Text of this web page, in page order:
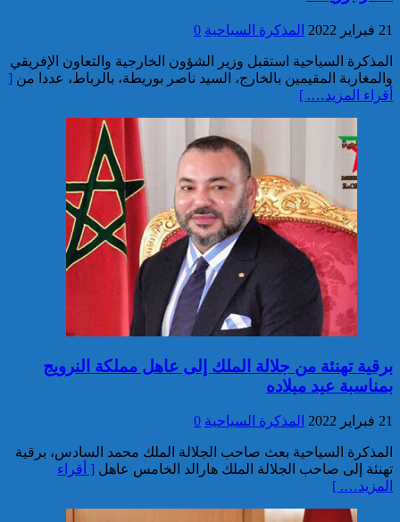
تونسية موضوع أمر دولي بإلقاء
القضائية الفرنسية
إيفاد لجنة للبحث في ملابسات
وفاة 5 أشخاص بورش بناء سد
المختار السوسي
بموجب أمر دولي بإلقاء القبض
21 فبراير 2022 المذكرة السياحية 0
المذكرة السياحية استقبل وزير الشؤون الخارجية والتعاون الإفريقي
والمغاربة المقيمين بالخارج، السيد ناصر بوريطة، بالرباط، عددا من [
أقراء المزيد…. ]
برقية تهنئة من جلالة الملك إلى عاهل مملكة النرويج
بمناسبة عيد ميلاده
21 فبراير 2022 المذكرة السياحية 0
المذكرة السياحية بعث صاحب الجلالة الملك محمد السادس، برقية
تهنئة إلى صاحب الجلالة الملك هارالد الخامس عاهل [ أقراء
المزيد…. ]